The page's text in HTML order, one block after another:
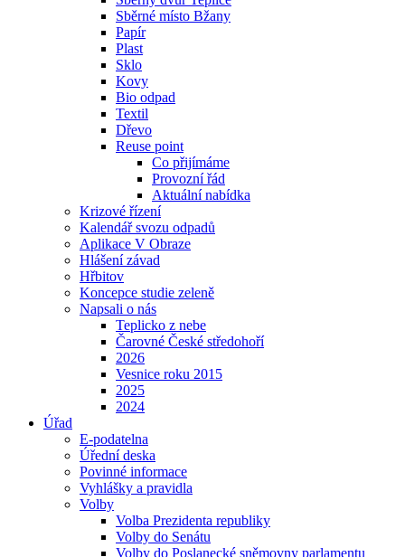
Sběrné místo Bžany
Papír
Plast
Sklo
Kovy
Bio odpad
Textil
Dřevo
Reuse point
Co přijímáme
Provozní řád
Aktuální nabídka
Krizové řízení
Kalendář svozu odpadů
Aplikace V Obraze
Hlášení závad
Hřbitov
Koncepce studie zeleně
Napsali o nás
Teplicko z nebe
Čarovné České středohoří
2026
Vesnice roku 2015
2025
2024
Úřad
E-podatelna
Úřední deska
Povinné informace
Vyhlášky a pravidla
Volby
Volba Prezidenta republiky
Volby do Senátu
Volby do Poslanecké sněmovny parlamentu